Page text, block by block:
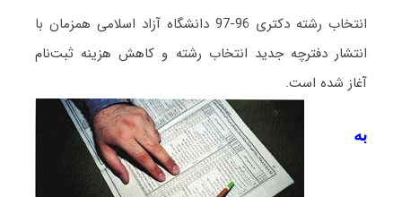
انتخاب رشته دکتری 96-97 دانشگاه آزاد اسلامی همزمان با
انتشار دفترچه جدید انتخاب رشته و کاهش هزینه ثبت‌نام
آغاز شده است.
به